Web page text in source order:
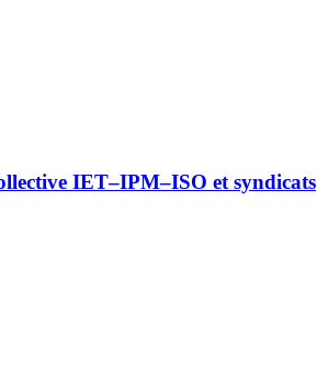
IET–IPM–ISO et syndicats